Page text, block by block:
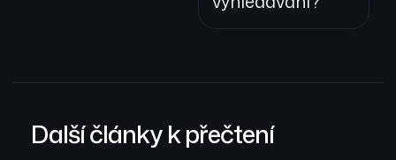
Další články k přečtení